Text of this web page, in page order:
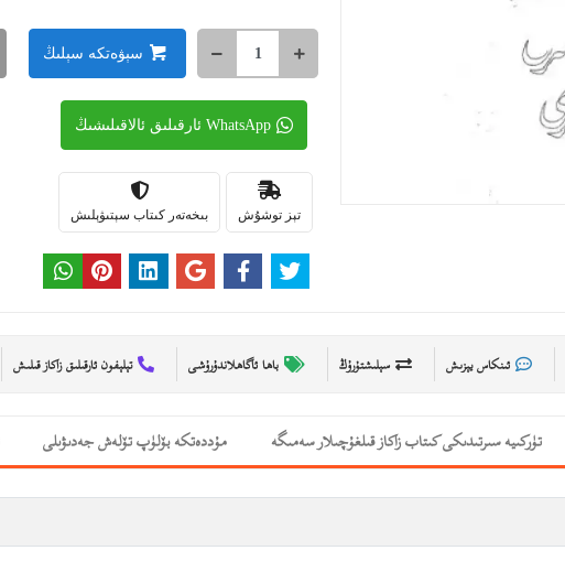
سېۋەتكە سېلىڭ
WhatsApp ئارقىلىق ئالاقىلىشىڭ
تېز توشۇش بىخەتەر كىتاب سېتىۋېلىش
ئىنكاس يېزىش سېلىشتۇرۇڭ باھا ئاگاھلاندۇرۇشى تېلېفون ئارقىلىق زاكاز قىلىش
تۈركىيە سىرتىدىكى كىتاب زاكاز قىلغۇچىلار سەمىگە مۇددەتكە بۆلۈپ تۆلەش جەدىۋىلى